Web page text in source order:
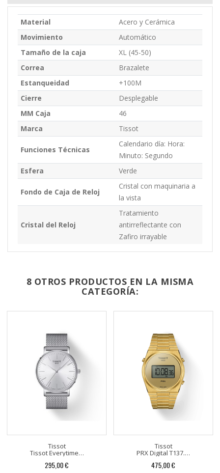
Material
Acero y Cerámica
Movimiento
Automático
Tamaño de la caja
XL (45-50)
Correa
Brazalete
Estanqueidad
+100M
Cierre
Desplegable
MM Caja
46
Marca
Tissot
Funciones Técnicas
Calendario día: Hora:
Minuto: Segundo
Esfera
Verde
Fondo de Caja de Reloj
Cristal con maquinaria a
la vista
Cristal del Reloj
Tratamiento
antirreflectante con
Zafiro irrayable
8 OTROS PRODUCTOS EN LA MISMA
CATEGORÍA:
Tissot
Tissot Everytime 40mm...
Precio
295,00 €
Tissot
PRX Digital T137.463.33.020.00
Precio
475,00 €